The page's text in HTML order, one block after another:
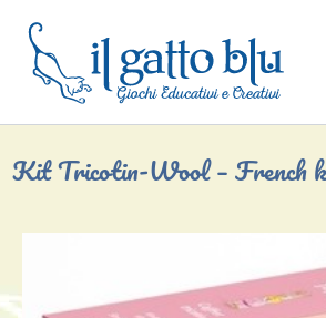
contenuto
Kit Tricotin-Wool – French